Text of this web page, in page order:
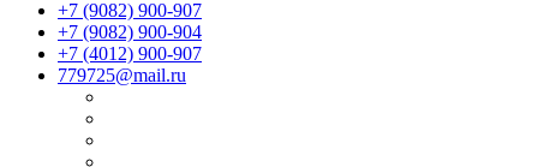
+7 (9082) 900-907
+7 (9082) 900-904
+7 (4012) 900-907
779725@mail.ru